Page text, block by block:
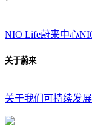
NIO Life蔚来中心
关于蔚来
关于我们 可持续发展